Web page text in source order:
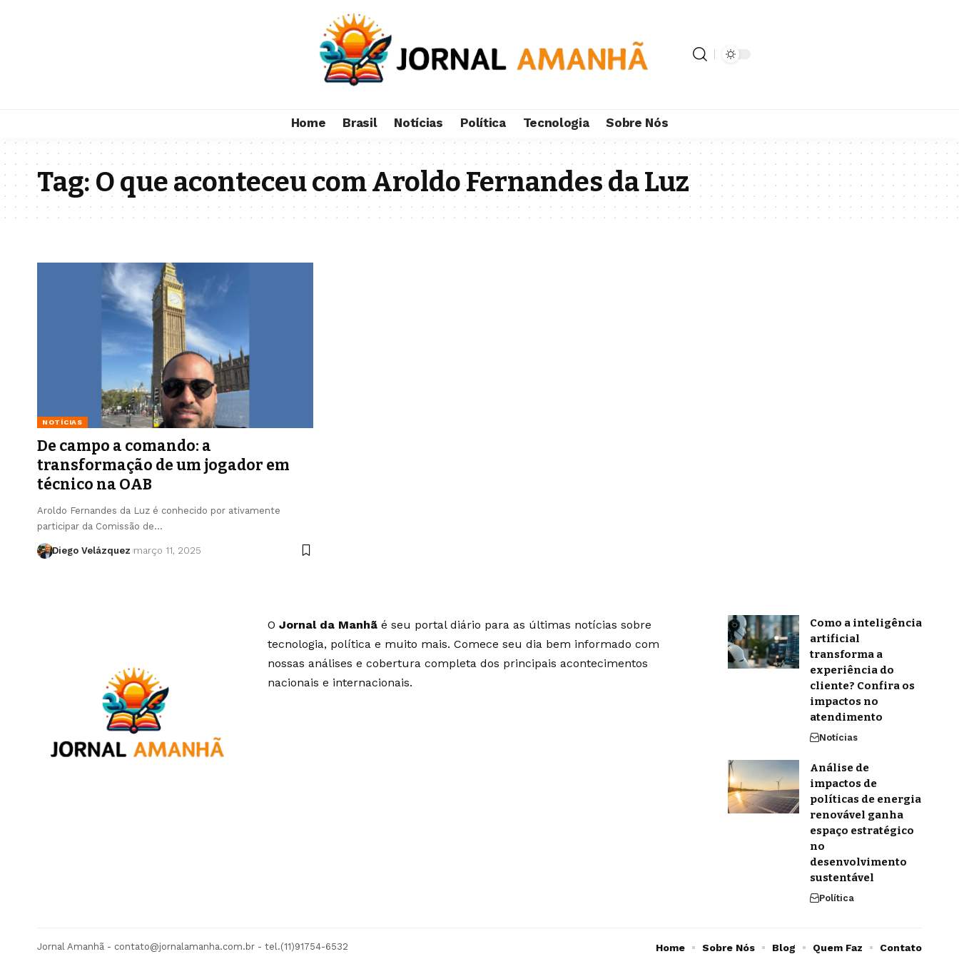
Home Brasil Notícias Política Tecnologia Sobre Nós
Tag:O que aconteceu com Aroldo Fernandes da Luz
NOTÍCIAS
De campo a comando: a
transformação de um jogador em
técnico na OAB
Aroldo Fernandes da Luz é conhecido por ativamente
participar da Comissão de…
Diego Velázquez março 11, 2025
O Jornal da Manhãé seu portal diário para as últimas notícias sobre
tecnologia, política e muito mais. Comece seu dia bem informado com
nossas análises e cobertura completa dos principais acontecimentos
nacionais e internacionais.
Como a inteligência
artificial
transforma a
experiência do
cliente? Confira os
impactos no
atendimento
Notícias
Análise de
impactos de
políticas de energia
renovável ganha
espaço estratégico
no
desenvolvimento
sustentável
Política
Jornal Amanhã - contato@jornalamanha.com.br - tel.(11)91754-6532 Home Sobre Nós Blog Quem Faz Contato